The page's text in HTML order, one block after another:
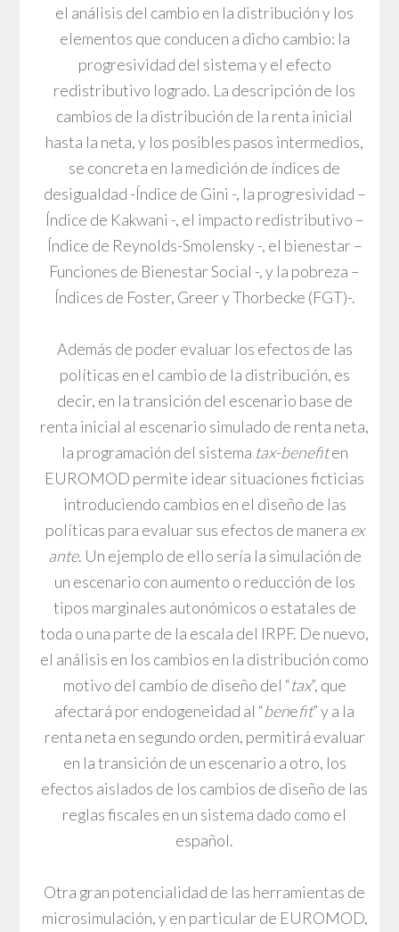
el análisis del cambio en la distribución y los
elementos que conducen a dicho cambio: la
progresividad del sistema y el efecto
redistributivo logrado. La descripción de los
cambios de la distribución de la renta inicial
hasta la neta, y los posibles pasos intermedios,
se concreta en la medición de índices de
desigualdad -Índice de Gini -, la progresividad –
Índice de Kakwani -, el impacto redistributivo –
Índice de Reynolds-Smolensky -, el bienestar –
Funciones de Bienestar Social -, y la pobreza –
Índices de Foster, Greer y Thorbecke (FGT)-.
Además de poder evaluar los efectos de las
políticas en el cambio de la distribución, es
decir, en la transición del escenario base de
renta inicial al escenario simulado de renta neta,
la programación del sistema tax-benefiten
EUROMOD permite idear situaciones ficticias
introduciendo cambios en el diseño de las
políticas para evaluar sus efectos de manera ex
ante. Un ejemplo de ello sería la simulación de
un escenario con aumento o reducción de los
tipos marginales autonómicos o estatales de
toda o una parte de la escala del IRPF. De nuevo,
el análisis en los cambios en la distribución como
motivo del cambio de diseño del “tax”, que
afectará por endogeneidad al “benefit” y a la
renta neta en segundo orden, permitirá evaluar
en la transición de un escenario a otro, los
efectos aislados de los cambios de diseño de las
reglas fiscales en un sistema dado como el
español.
Otra gran potencialidad de las herramientas de
microsimulación, y en particular de EUROMOD,